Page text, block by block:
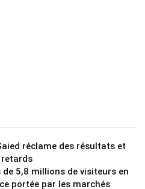
réclame des résultats et
retards
5,8 millions de visiteurs en
portée par les marchés